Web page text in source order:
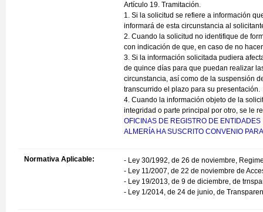
Artículo 19. Tramitación.
1. Si la solicitud se refiere a información
informará de esta circunstancia al
2. Cuando la solicitud no identifique de
con indicación de que, en caso de no
3. Si la información solicitada pudiera
de quince días para que puedan realizar
circunstancia, así como de la suspensión
transcurrido el plazo para su presentación.
4. Cuando la información objeto de la
integridad o parte principal por otro, se le
OFICINAS DE REGISTRO DE
ALMERÍA HA SUSCRITO CONVENIO
Normativa Aplicable:
- Ley 30/1992, de 26 de noviembre,
- Ley 11/2007, de 22 de noviembre de
- Ley 19/2013, de 9 de diciembre, de
- Ley 1/2014, de 24 de junio, de